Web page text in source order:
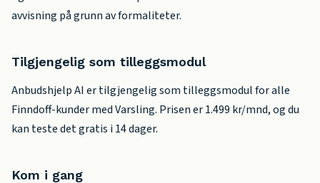
avvisning på grunn av formaliteter.
Tilgjengelig som tilleggsmodul
Anbudshjelp AI er tilgjengelig som tilleggsmodul for alle
Finndoff-kunder med Varsling. Prisen er 1.499 kr/mnd, og du
kan teste det gratis i 14 dager.
Kom i gang